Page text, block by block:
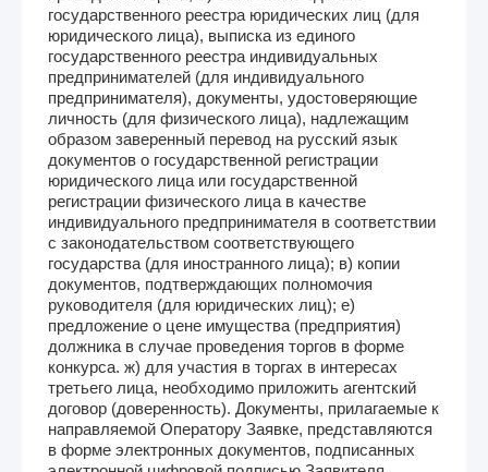
государственного реестра юридических лиц (для
юридического лица), выписка из единого
государственного реестра индивидуальных
предпринимателей (для индивидуального
предпринимателя), документы, удостоверяющие
личность (для физического лица), надлежащим
образом заверенный перевод на русский язык
документов о государственной регистрации
юридического лица или государственной
регистрации физического лица в качестве
индивидуального предпринимателя в соответствии
с законодательством соответствующего
государства (для иностранного лица); в) копии
документов, подтверждающих полномочия
руководителя (для юридических лиц); е)
предложение о цене имущества (предприятия)
должника в случае проведения торгов в форме
конкурса. ж) для участия в торгах в интересах
третьего лица, необходимо приложить агентский
договор (доверенность). Документы, прилагаемые к
направляемой Оператору Заявке, представляются
в форме электронных документов, подписанных